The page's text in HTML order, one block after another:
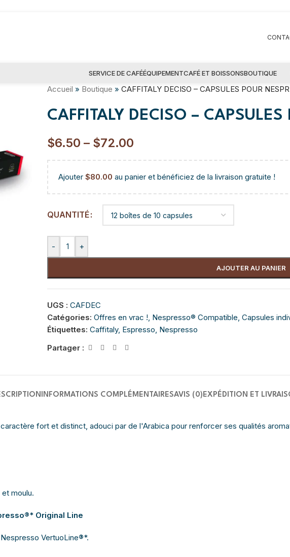
SERVICE DE CAFÉÉQUIPEMENTCAFÉ ET BOISSONSBOUTIQUE
Accueil » Boutique »CAFFITALY DECISO – CAPSULES POUR
CAFFITALY DECISO –
$6.50 – $72.00
Ajouter$80.00 au panier et bénéficiez de la livraison gratuite !
QUANTITÉ
- +
AJOUTER AU PANIER
UGS :CAFDEC
Catégories: Offres en vrac !, Nespresso® Compatible, Capsules
Étiquettes: Caffitaly, Espresso, Nespresso
Partager :
INFORMATIONS COMPLÉMENTAIRESAVIS (0)EXPÉDITION ET
fort et distinct, adouci par de l'Arabica pour renforcer ses qualités
moulu.
Original Line
VertuoLine®*.